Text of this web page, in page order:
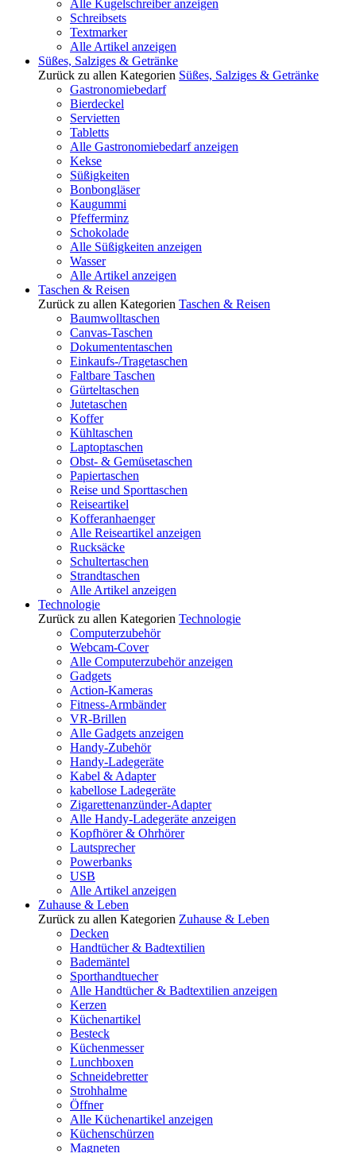
Alle Kugelschreiber anzeigen
Schreibsets
Textmarker
Alle Artikel anzeigen
Süßes, Salziges & Getränke
Zurück zu allen Kategorien Süßes, Salziges & Getränke
Gastronomiebedarf
Bierdeckel
Servietten
Tabletts
Alle Gastronomiebedarf anzeigen
Kekse
Süßigkeiten
Bonbongläser
Kaugummi
Pfefferminz
Schokolade
Alle Süßigkeiten anzeigen
Wasser
Alle Artikel anzeigen
Taschen & Reisen
Zurück zu allen Kategorien Taschen & Reisen
Baumwolltaschen
Canvas-Taschen
Dokumententaschen
Einkaufs-/Tragetaschen
Faltbare Taschen
Gürteltaschen
Jutetaschen
Koffer
Kühltaschen
Laptoptaschen
Obst- & Gemüsetaschen
Papiertaschen
Reise und Sporttaschen
Reiseartikel
Kofferanhaenger
Alle Reiseartikel anzeigen
Rucksäcke
Schultertaschen
Strandtaschen
Alle Artikel anzeigen
Technologie
Zurück zu allen Kategorien Technologie
Computerzubehör
Webcam-Cover
Alle Computerzubehör anzeigen
Gadgets
Action-Kameras
Fitness-Armbänder
VR-Brillen
Alle Gadgets anzeigen
Handy-Zubehör
Handy-Ladegeräte
Kabel & Adapter
kabellose Ladegeräte
Zigarettenanzünder-Adapter
Alle Handy-Ladegeräte anzeigen
Kopfhörer & Ohrhörer
Lautsprecher
Powerbanks
USB
Alle Artikel anzeigen
Zuhause & Leben
Zurück zu allen Kategorien Zuhause & Leben
Decken
Handtücher & Badtextilien
Bademäntel
Sporthandtuecher
Alle Handtücher & Badtextilien anzeigen
Kerzen
Küchenartikel
Besteck
Küchenmesser
Lunchboxen
Schneidebretter
Strohhalme
Öffner
Alle Küchenartikel anzeigen
Küchenschürzen
Magneten